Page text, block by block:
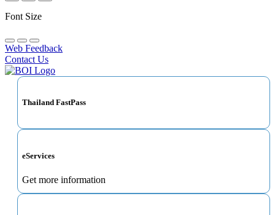
Font Size
Web Feedback
Contact Us
Thailand FastPass
eServices
Get more information